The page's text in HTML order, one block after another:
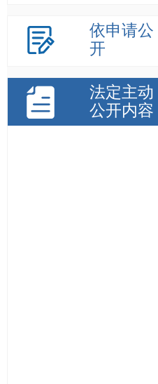
依申请公
开
法定主动
公开内容